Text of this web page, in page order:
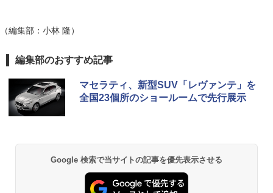
（編集部：小林 隆）
編集部のおすすめ記事
マセラティ、新型SUV「レヴァンテ」を
全国23個所のショールームで先行展示
Google 検索で当サイトの記事を優先表示させる